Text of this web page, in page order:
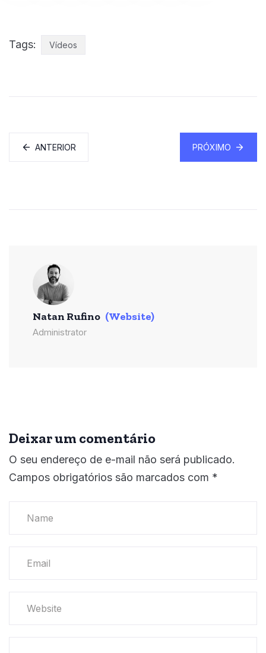
Tags: Vídeos
ANTERIOR PRÓXIMO
Natan Rufino (Website)
Administrator
Deixar um comentário
O seu endereço de e-mail não será publicado.
Campos obrigatórios são marcados com *